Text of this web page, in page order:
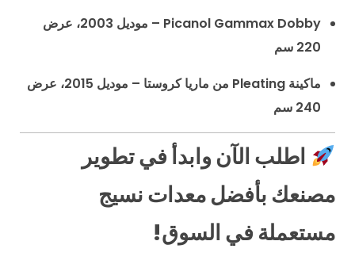
Picanol Gammax Dobby – موديل 2003، عرض
220 سم
ماكينة Pleating من ماريا كروستا – موديل 2015، عرض
240 سم
اطلب الآن وابدأ في تطوير
مصنعك بأفضل معدات نسيج
مستعملة في السوق!